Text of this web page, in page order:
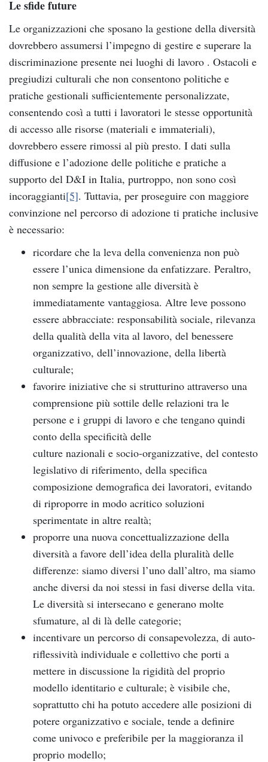
Le sfide future
Le organizzazioni che sposano la gestione della diversità
dovrebbero assumersi l’impegno di gestire e superare la
discriminazione presente nei luoghi di lavoro . Ostacoli e
pregiudizi culturali che non consentono politiche e
pratiche gestionali sufficientemente personalizzate,
consentendo così a tutti i lavoratori le stesse opportunità
di accesso alle risorse (materiali e immateriali),
dovrebbero essere rimossi al più presto. I dati sulla
diffusione e l’adozione delle politiche e pratiche a
supporto del D&I in Italia, purtroppo, non sono così
incoraggianti[5]. Tuttavia, per proseguire con maggiore
convinzione nel percorso di adozione ti pratiche inclusive
è necessario:
ricordare che la leva della convenienza non può
essere l’unica dimensione da enfatizzare. Peraltro,
non sempre la gestione alle diversità è
immediatamente vantaggiosa. Altre leve possono
essere abbracciate: responsabilità sociale, rilevanza
della qualità della vita al lavoro, del benessere
organizzativo, dell’innovazione, della libertà
culturale;
favorire iniziative che si strutturino attraverso una
comprensione più sottile delle relazioni tra le
persone e i gruppi di lavoro e che tengano quindi
conto della specificità delle
culture nazionali e socio-organizzative, del contesto
legislativo di riferimento, della specifica
composizione demografica dei lavoratori, evitando
di riproporre in modo acritico soluzioni
sperimentate in altre realtà;
proporre una nuova concettualizzazione della
diversità a favore dell’idea della pluralità delle
differenze: siamo diversi l’uno dall’altro, ma siamo
anche diversi da noi stessi in fasi diverse della vita.
Le diversità si intersecano e generano molte
sfumature, al di là delle categorie;
incentivare un percorso di consapevolezza, di auto-
riflessività individuale e collettivo che porti a
mettere in discussione la rigidità del proprio
modello identitario e culturale; è visibile che,
soprattutto chi ha potuto accedere alle posizioni di
potere organizzativo e sociale, tende a definire
come univoco e preferibile per la maggioranza il
proprio modello;